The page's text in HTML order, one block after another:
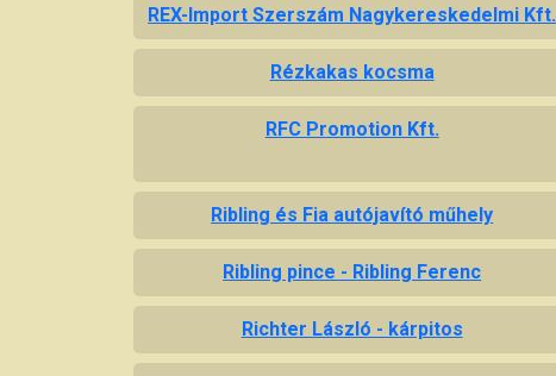
REX-Import Szerszám Nagykereskedelmi Kft.
Rézkakas kocsma
RFC Promotion Kft.
Ribling és Fia autójavító műhely
Ribling pince - Ribling Ferenc
Richter László - kárpitos